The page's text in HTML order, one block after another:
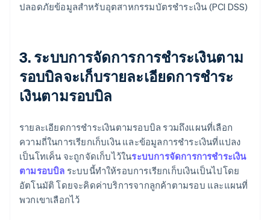
ปลอดภัยข้อมูลสำหรับอุตสาหกรรมบัตรชำระเงิน (PCI DSS)
3. ระบบการจัดการการชำระเงินตาม
รอบบิลจะเก็บรายละเอียดการชำระ
เงินตามรอบบิล
รายละเอียดการชำระเงินตามรอบบิล รวมถึงแผนที่เลือก
ความถี่ในการเรียกเก็บเงิน และข้อมูลการชำระเงินที่แปลง
เป็นโทเค็น จะถูกจัดเก็บไว้ในระบบการจัดการการชำระเงิน
ตามรอบบิล ระบบนี้ทำให้รอบการเรียกเก็บเงินเป็นไปโดย
อัตโนมัติ โดยจะคิดค่าบริการจากลูกค้าตามรอบ และแผนที่
พวกเขาเลือกไว้